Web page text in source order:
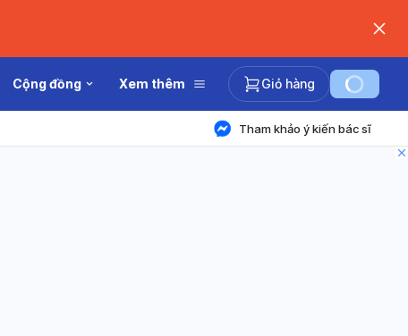
Cộng đồng Xem thêm Giỏ hàng
Tham khảo ý kiến bác sĩ